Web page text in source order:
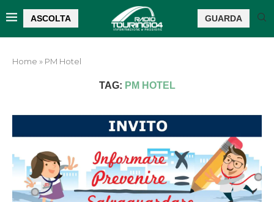
ASCOLTA GUARDA
Home » PM Hotel
TAG: PM HOTEL